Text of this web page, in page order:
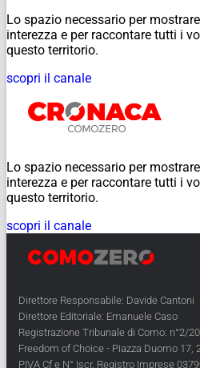
Lo spazio necessario per
interezza e per raccontare tutti i
questo territorio.
scopri il canale
Lo spazio necessario per
interezza e per raccontare tutti i
questo territorio.
scopri il canale
Direttore Responsabile: Davide Cantoni
Direttore Editoriale: Emanuele Caso
Registrazione Tribunale di Como: n°2/
Freedom of Choice - Piazza Duomo 17,
PIVA Cf e N° Iscr. Registro Imprese